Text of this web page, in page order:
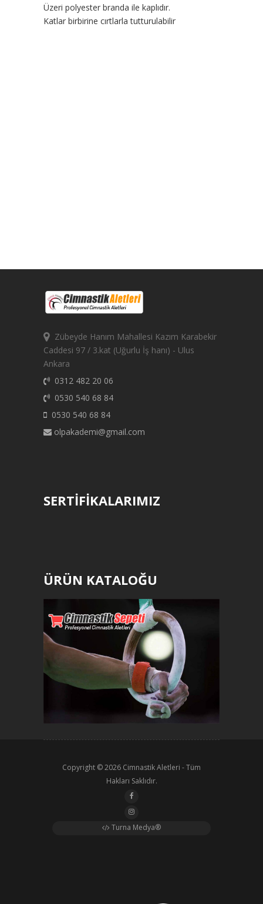
Üzeri polyester branda ile kaplıdır.
Katlar birbirine cırtlarla tutturulabilir
Zübeyde Hanım Mahallesi Kazım Karabekir
Caddesi 97 / 3.kat (Uğurlu İş hanı) - Ulus
Ankara
0312 482 20 06
0530 540 68 84
0530 540 68 84
olpakademi@gmail.com
SERTİFİKALARIMIZ
ÜRÜN KATALOĞU
Copyright © 2026 Cimnastik Aletleri - Tüm
Hakları Saklıdır.
Turna Medya®